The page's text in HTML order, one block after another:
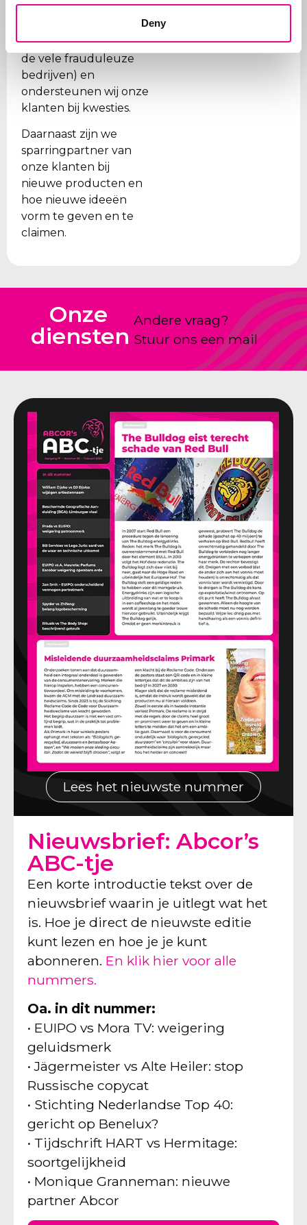
Deny
vernieuwd, dat de
worden betaald (gezien
de vele frauduleuze
bedrijven) en
ondersteunen wij onze
klanten bij kwesties.
Daarnaast zijn we
sparringpartner van
onze klanten bij
nieuwe producten en
hoe nieuwe ideeën
vorm te geven en te
claimen.
Onze
diensten
Andere vraag?
Stuur ons een mail
Lees het nieuwste nummer
Nieuwsbrief: Abcor’s
ABC-tje
Een korte introductie tekst over de
nieuwsbrief waarin je uitlegt wat het
is. Hoe je direct de nieuwste editie
kunt lezen en hoe je je kunt
abonneren. En klik hier voor alle
nummers.
Oa. in dit nummer:
• EUIPO vs Mora TV: weigering
geluidsmerk
• Jägermeister vs Alte Heiler: stop
Russische copycat
• Stichting Nederlandse Top 40:
gericht op Benelux?
• Tijdschrift HART vs Hermitage:
soortgelijkheid
• Monique Granneman: nieuwe
partner Abcor